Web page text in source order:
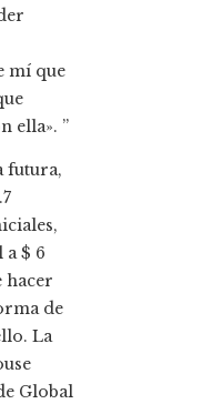
mí que
ella». ”
futura,
$ 6
hacer
de
La
Global